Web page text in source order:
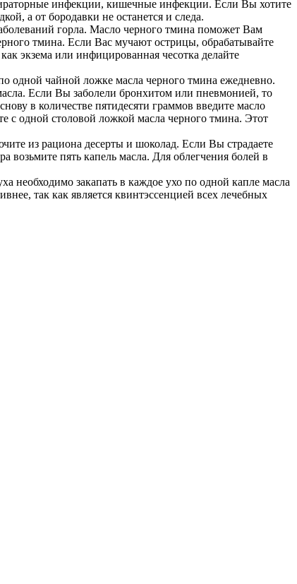
инфекции, кишечные инфекции. Если Вы хотите
а от бородавки не останется и следа.
горла. Масло черного тмина поможет Вам
тмина. Если Вас мучают острицы, обрабатывайте
экзема или инфицированная чесотка делайте
одной чайной ложке масла черного тмина ежедневно.
Если Вы заболели бронхитом или пневмонией, то
в количестве пятидесяти граммов введите масло
с одной столовой ложкой масла черного тмина. Этот
из рациона десерты и шоколад. Если Вы страдаете
пять капель масла. Для облегчения болей в
необходимо закапать в каждое ухо по одной капле масла
так как является квинтэссенцией всех лечебных